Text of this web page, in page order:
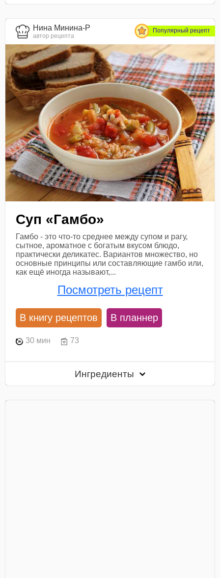
Нина Минина-Р
автор рецепта
Популярный рецепт
Суп «Гамбо»
Гамбо - это что-то среднее между супом и рагу,
сытное, ароматное с богатым вкусом блюдо,
практически деликатес. Вариантов множество, но
основные принципы или составляющие гамбо или,
как ещё иногда называют,...
Посмотреть рецепт
В книгу рецептов В планнер
30 мин 73
Ингредиенты